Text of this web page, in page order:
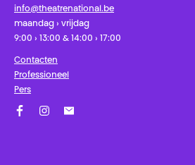
info@theatrenational.be
maandag › vrijdag
9:00 › 13:00 & 14:00 › 17:00
Contacten
Professioneel
Pers